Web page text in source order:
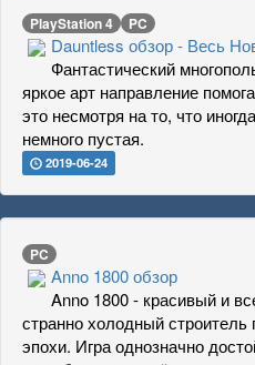
PlayStation 4 PC
Dauntless обзор - Весь
Фантастический
яркое арт направление
это несмотря на то, что
немного пустая.
2019-06-24
PC
Anno 1800 обзор
Anno 1800 - красивый и
странно холодный строитель
эпохи. Игра однозначно